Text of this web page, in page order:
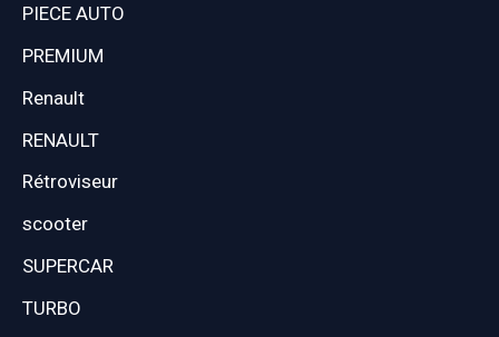
PIECE AUTO
PREMIUM
Renault
RENAULT
Rétroviseur
scooter
SUPERCAR
TURBO